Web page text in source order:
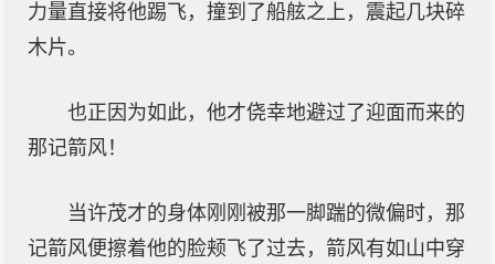
力量直接将他踢飞，撞到了船舷之上，震起几块碎
木片。
也正因为如此，他才侥幸地避过了迎面而来的
那记箭风！
当许茂才的身体刚刚被那一脚踹的微偏时，那
记箭风便擦着他的脸颊飞了过去，箭风有如山中穿